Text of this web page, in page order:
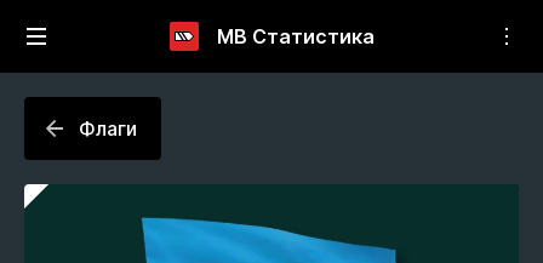
МВ Статистика
Флаги